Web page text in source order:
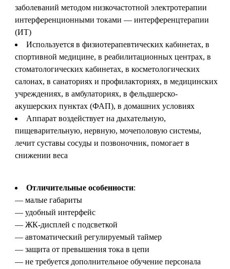
заболеваний методом низкочастотной электротерапии
интерференционными токами — интерференцтерапии
(ИТ)
Используется в физиотерапевтических кабинетах, в
спортивной медицине, в реабилитационных центрах, в
стоматологических кабинетах, в косметологических
салонах, в санаториях и профилакториях, в медицинских
учреждениях, в амбулаториях, в фельдшерско-
акушерских пунктах (ФАП), в домашних условиях
Аппарат воздействует на дыхательную,
пищеварительную, нервную, мочеполовую системы,
лечит суставы сосуды и позвоночник, помогает в
снижении веса
Отличительные особенности:
— малые габариты
— удобный интерфейс
— ЖК-дисплей с подсветкой
— автоматический регулируемый таймер
— защита от превышения тока в цепи
— не требуется дополнительное обучение персонала